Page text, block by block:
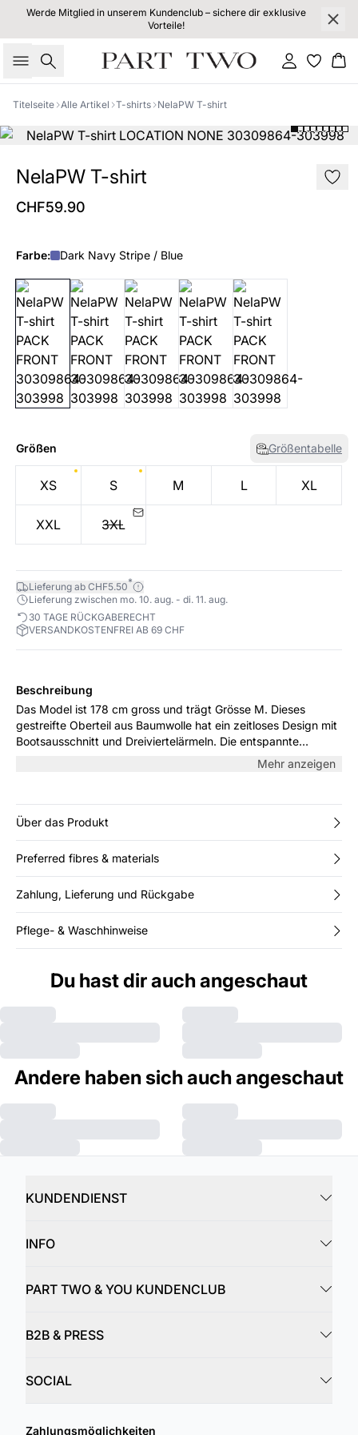
Werde Mitglied in unserem Kundenclub – sichere dir exklusive
Vorteile!
Suche Einloggen
Titelseite Alle Artikel T-shirts NelaPW T-shirt
NelaPW T-shirt
CHF59.90
Farbe: Dark Navy Stripe / Blue
Größen Größentabelle
XS S M L XL
XXL 3XL
Lieferung ab CHF5.50*
Lieferung zwischen mo. 10. aug. - di. 11. aug.
30 TAGE RÜCKGABERECHT
VERSANDKOSTENFREI AB 69 CHF
Beschreibung
Das Model ist 178 cm gross und trägt Grösse M. Dieses
gestreifte Oberteil aus Baumwolle hat ein zeitloses Design mit
Bootsausschnitt und Dreiviertelärmeln. Die entspannte
Passform eignet sich perfekt für den Alltag – kombiniert mit
Denim für einen klassischen Look oder unter einem Blazer für
Mehr anzeigen
Über das Produkt
Preferred fibres & materials
Zahlung, Lieferung und Rückgabe
Pflege- & Waschhinweise
Du hast dir auch angeschaut
Andere haben sich auch angeschaut
KUNDENDIENST
INFO
PART TWO & YOU KUNDENCLUB
B2B & PRESS
SOCIAL
Zahlungsmöglichkeiten